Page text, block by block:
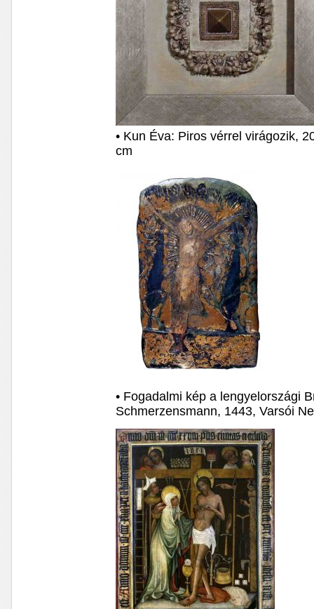
• Kun Éva: Piros vérrel virágozik,
cm
• Fogadalmi kép a lengyelországi
Schmerzensmann, 1443, Varsói